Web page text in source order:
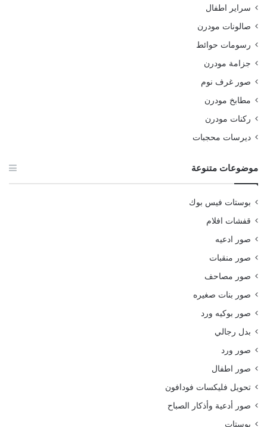
سراير اطفال
صالونات مودرن
رسومات حوائط
جزامة مودرن
صور غرف نوم
مطابخ مودرن
ركنات مودرن
ديرسات محجبات
موضوعات متنوعة
بوستات فيس بوك
قفشات افلام
صور ادعيه
صور منقبات
صور مصاحف
صور بنات صغيره
صور بوكيه ورد
بدل رجالي
صور ورد
صور اطفال
تحويل فليكسات فودافون
صور أدعية وأذكار الصباح
بوستات